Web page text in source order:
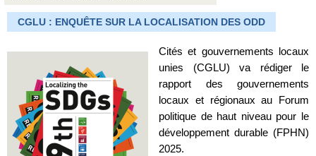
CGLU : ENQUÊTE SUR LA LOCALISATION DES ODD
Cités et gouvernements locaux
unies (CGLU) va rédiger le
rapport des gouvernements
locaux et régionaux au Forum
politique de haut niveau pour le
développement durable (FPHN)
2025.